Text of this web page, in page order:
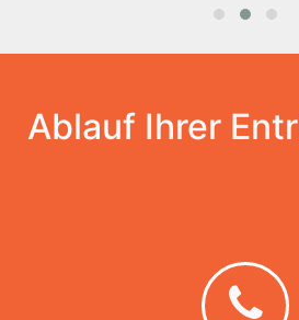
Ablauf Ihrer